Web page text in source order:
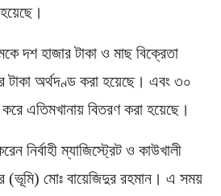
দশ হাজার টাকা ও মাছ বিক্রেতা
টাকা অর্থদণ্ড করা হয়েছে। এবং ৩০
এতিমখানায় বিতরণ করা হয়েছে।
নির্বাহী ম্যাজিস্ট্রেট ও কাউখালী
(ভূমি) মোঃ বায়েজিদুর রহমান। এ সময়